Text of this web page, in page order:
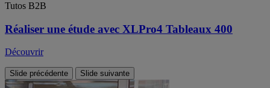
Tutos B2B
Réaliser une étude avec XLPro4 Tableaux 400
Découvrir
Slide précédente Slide suivante